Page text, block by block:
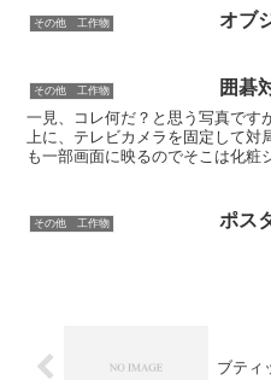
その他 工作物 オブ
その他 工作物 囲碁
一見、コレ何だ？と思う写真です
上に、テレビカメラを固定して
も一部画面に映るのでそこは化粧
その他 工作物 ポス
ブテ